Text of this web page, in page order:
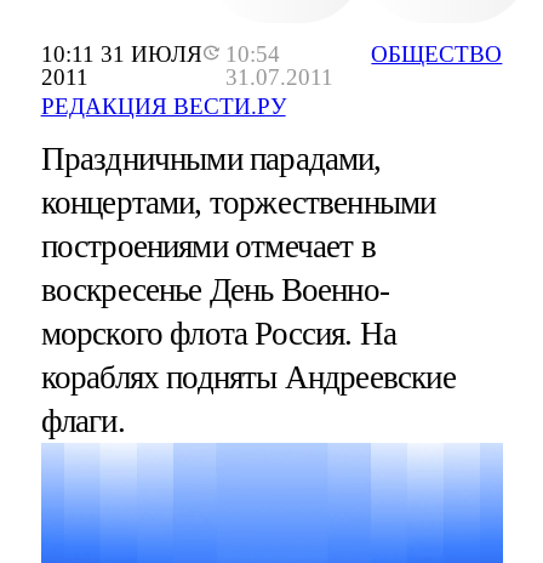
10:11 31 ИЮЛЯ
2011
10:54
31.07.2011
РЕДАКЦИЯ ВЕСТИ.РУ
ОБЩЕСТВО
Праздничными парадами,
концертами, торжественными
построениями отмечает в
воскресенье День Военно-
морского флота Россия. На
кораблях подняты Андреевские
флаги.